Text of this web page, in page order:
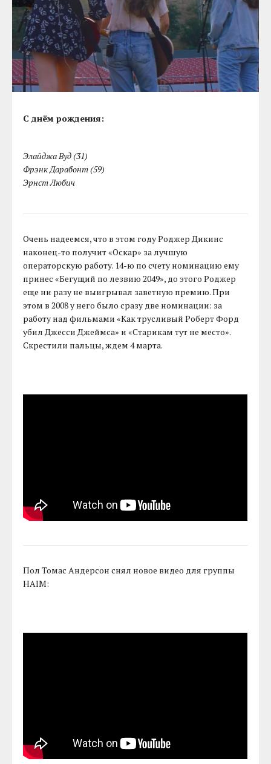
С днём рождения:
Элайджа Вуд (31)
Фрэнк Дарабонт (59)
Эрнст Любич
Очень надеемся, что в этом году Роджер Дикинс
наконец-то получит «Оскар» за лучшую
операторскую работу. 14-ю по счету номинацию ему
принес «Бегущий по лезвию 2049», до этого Роджер
еще ни разу не выигрывал заветную премию. При
этом в 2008 у него было сразу две номинации: за
работу над фильмами «Как трусливый Роберт Форд
убил Джесси Джеймса» и «Старикам тут не место».
Скрестили пальцы, ждем 4 марта.
Пол Томас Андерсон снял новое видео для группы
HAIM: